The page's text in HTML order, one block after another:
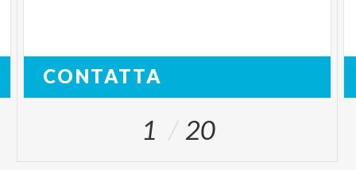
CONTATTA
1 20